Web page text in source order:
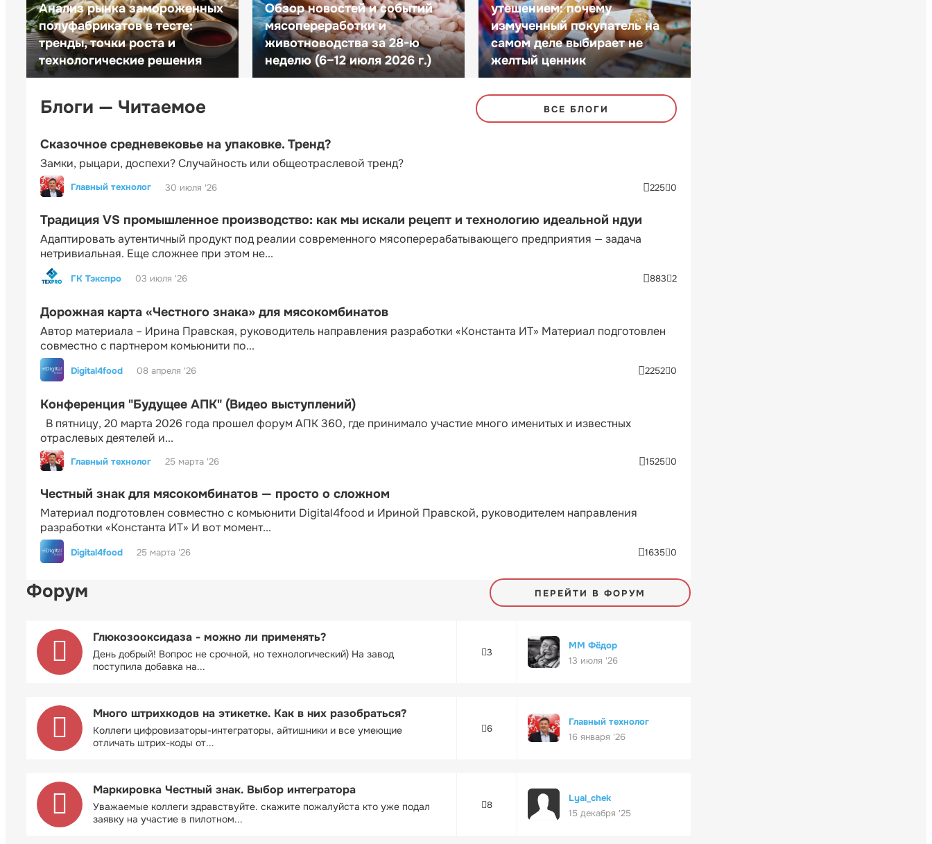
Анализ рынка замороженных
полуфабрикатов в тесте:
тренды, точки роста и
технологические решения
Обзор новостей и событий
мясопереработки и
животноводства за 28-ю
неделю (6–12 июля 2026 г.)
утешением: почему
измученный покупатель на
самом деле выбирает не
желтый ценник
Блоги — Читаемое ВСЕ БЛОГИ
Сказочное средневековье на упаковке. Тренд?
Замки, рыцари, доспехи? Случайность или общеотраслевой тренд?
Главный технолог 30 июля '26 225 0
Традиция VS промышленное производство: как мы искали рецепт и технологию идеальной ндуи
Адаптировать аутентичный продукт под реалии современного мясоперерабатывающего предприятия — задача
нетривиальная. Еще сложнее при этом не...
ГК Тэкспро 03 июля '26 883 2
Дорожная карта «Честного знака» для мясокомбинатов
Автор материала – Ирина Правская, руководитель направления разработки «Константа ИТ» Материал подготовлен
совместно с партнером комьюнити по...
Digital4food 08 апреля '26 2252 0
Конференция "Будущее АПК" (Видео выступлений)
В пятницу, 20 марта 2026 года прошел форум АПК 360, где принимало участие много именитых и известных
отраслевых деятелей и...
Главный технолог 25 марта '26 1525 0
Честный знак для мясокомбинатов — просто о сложном
Материал подготовлен совместно с комьюнити Digital4food и Ириной Правской, руководителем направления
разработки «Константа ИТ» И вот момент...
Digital4food 25 марта '26 1635 0
Форум ПЕРЕЙТИ В ФОРУМ
Глюкозооксидаза - можно ли применять?
День добрый! Вопрос не срочной, но технологический) На завод
поступила добавка на...
3
ММ Фёдор
13 июля '26
Много штрихкодов на этикетке. Как в них разобраться?
Коллеги цифровизаторы-интеграторы, айтишники и все умеющие
отличать штрих-коды от...
6
Главный технолог
16 января '26
Маркировка Честный знак. Выбор интегратора
Уважаемые коллеги здравствуйте. скажите пожалуйста кто уже подал
заявку на участие в пилотном...
8
Lyal_chek
15 декабря '25